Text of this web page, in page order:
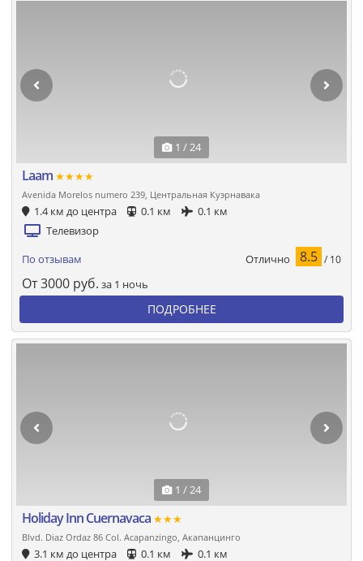
1 / 24
Laam ★★★★
Avenida Morelos numero 239, Центральная Куэрнавака
1.4 км до центра 0.1 км
0.1 км
Телевизор
По отзывам Отлично 8.5 / 10
От3000 руб. за 1 ночь
ПОДРОБНЕЕ
1 / 24
Holiday Inn Cuernavaca ★★★
Blvd. Diaz Ordaz 86 Col. Acapanzingo, Акапанцинго
3.1 км до центра 0.1 км
0.1 км